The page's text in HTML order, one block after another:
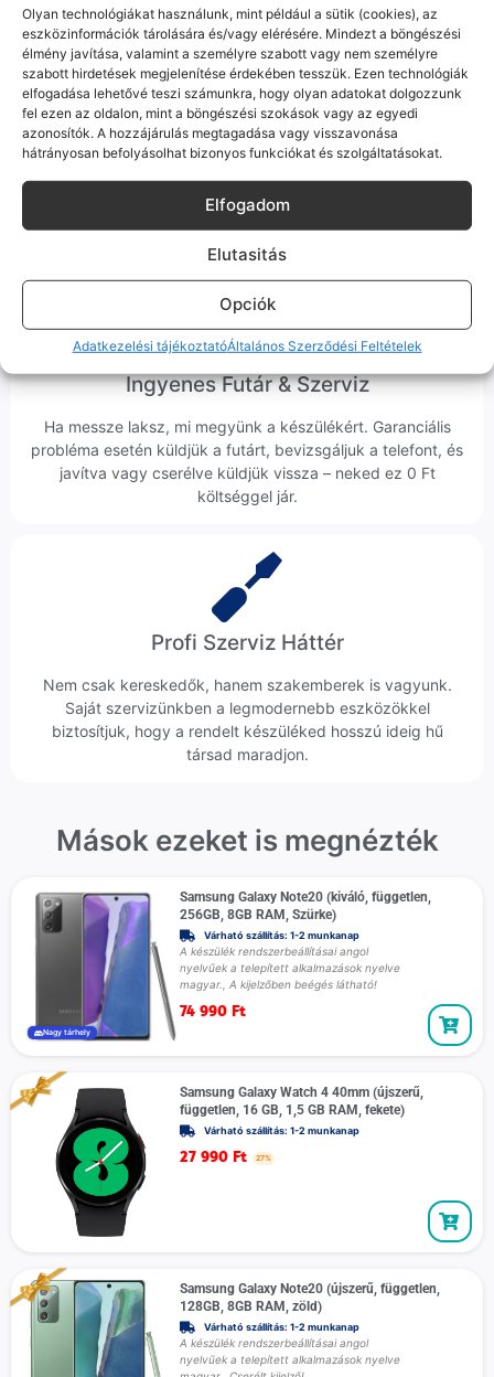
Olyan technológiákat használunk, mint például a sütik (cookies), az
eszközinformációk tárolására és/vagy elérésére. Mindezt a böngészési
élmény javítása, valamint a személyre szabott vagy nem személyre
szabott hirdetések megjelenítése érdekében tesszük. Ezen technológiák
elfogadása lehetővé teszi számunkra, hogy olyan adatokat dolgozzunk
fel ezen az oldalon, mint a böngészési szokások vagy az egyedi
azonosítók. A hozzájárulás megtagadása vagy visszavonása
hátrányosan befolyásolhat bizonyos funkciókat és szolgáltatásokat.
Elfogadom
Elutasitás
Opciók
Adatkezelési tájékoztatóÁltalános Szerződési Feltételek
Korrekt Ügyintézés
hanem megoldást. Szakértő kollégáink azonnal kézbe
Ingyenes Futár & Szerviz
Ha messze laksz, mi megyünk a készülékért. Garanciális
probléma esetén küldjük a futárt, bevizsgáljuk a telefont, és
javítva vagy cserélve küldjük vissza – neked ez 0 Ft
költséggel jár.
Profi Szerviz Háttér
Nem csak kereskedők, hanem szakemberek is vagyunk.
Saját szervizünkben a legmodernebb eszközökkel
biztosítjuk, hogy a rendelt készüléked hosszú ideig hű
társad maradjon.
Mások ezeket is megnézték
Nagy tárhely
Samsung Galaxy Note20 (kiváló, független,
256GB, 8GB RAM, Szürke)
Várható szállítás: 1-2 munkanap
A készülék rendszerbeállításai angol
nyelvűek a telepített alkalmazások nyelve
magyar., A kijelzőben beégés látható!
74 990 Ft
Samsung Galaxy Watch 4 40mm (újszerű,
független, 16 GB, 1,5 GB RAM, fekete)
Várható szállítás: 1-2 munkanap
27 990 Ft 27%
Samsung Galaxy Note20 (újszerű, független,
128GB, 8GB RAM, zöld)
Várható szállítás: 1-2 munkanap
A készülék rendszerbeállításai angol
nyelvűek a telepített alkalmazások nyelve